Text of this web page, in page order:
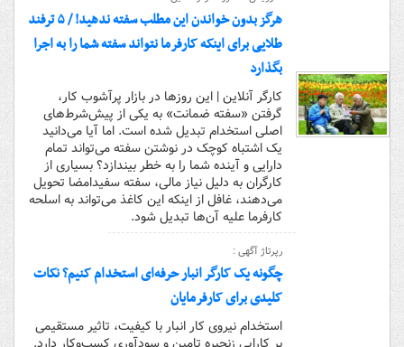
هرگز بدون خواندن این مطلب سفته ندهید! / ۵ ترفند
طلایی برای اینکه کارفرما نتواند سفته شما را به اجرا
بگذارد
کارگر آنلاین | این روزها در بازار پرآشوب کار،
گرفتن «سفته ضمانت» به یکی از پیش‌شرط‌های
اصلی استخدام تبدیل شده است. اما آیا می‌دانید
یک اشتباه کوچک در نوشتن سفته می‌تواند تمام
دارایی و آینده شما را به خطر بیندازد؟ بسیاری از
کارگران به دلیل نیاز مالی، سفته سفیدامضا تحویل
می‌دهند، غافل از اینکه این کاغذ می‌تواند به اسلحه
کارفرما علیه آن‌ها تبدیل شود.
رپرتاژ آگهی :
چگونه یک کارگر انبار حرفه‌ای استخدام کنیم؟ نکات
کلیدی برای کارفرمایان
استخدام نیروی کار انبار با کیفیت، تاثیر مستقیمی